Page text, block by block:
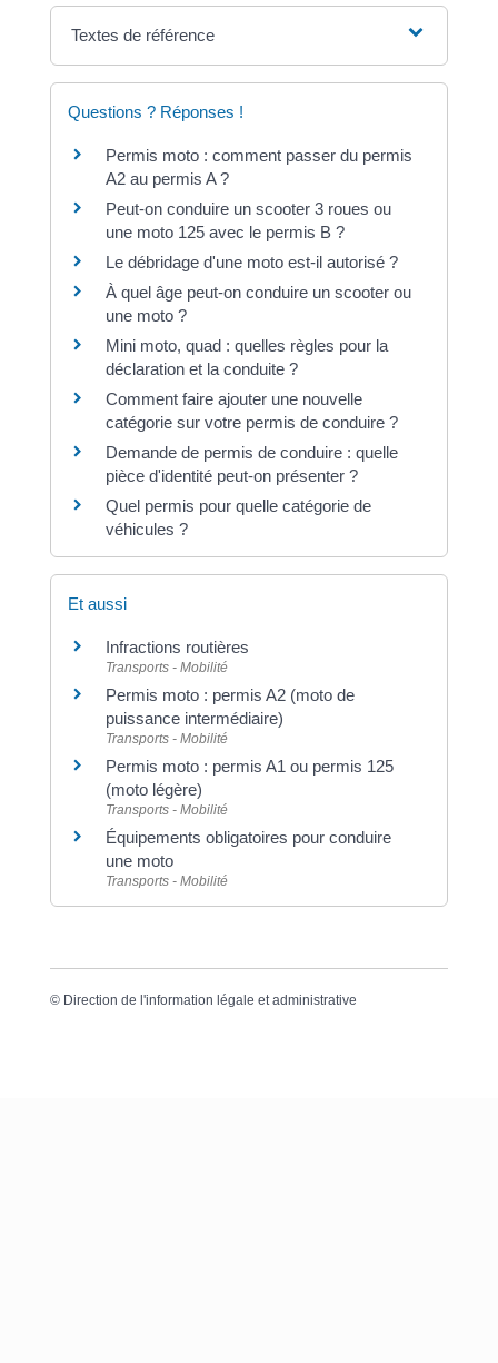
Textes de référence
Questions ? Réponses !
Permis moto : comment passer du permis
A2 au permis A ?
Peut-on conduire un scooter 3 roues ou
une moto 125 avec le permis B ?
Le débridage d'une moto est-il autorisé ?
À quel âge peut-on conduire un scooter ou
une moto ?
Mini moto, quad : quelles règles pour la
déclaration et la conduite ?
Comment faire ajouter une nouvelle
catégorie sur votre permis de conduire ?
Demande de permis de conduire : quelle
pièce d'identité peut-on présenter ?
Quel permis pour quelle catégorie de
véhicules ?
Et aussi
Infractions routières
Transports - Mobilité
Permis moto : permis A2 (moto de
puissance intermédiaire)
Transports - Mobilité
Permis moto : permis A1 ou permis 125
(moto légère)
Transports - Mobilité
Équipements obligatoires pour conduire
une moto
Transports - Mobilité
© Direction de l'information légale et administrative